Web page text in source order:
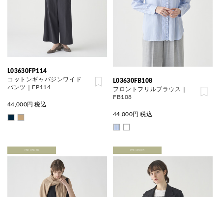
L03630FP114
コットンギャバジンワイド
パンツ｜FP114
44,000円 税込
L03630FB108
フロントフリルブラウス｜
FB108
44,000円 税込
PRE ORDER PRE ORDER